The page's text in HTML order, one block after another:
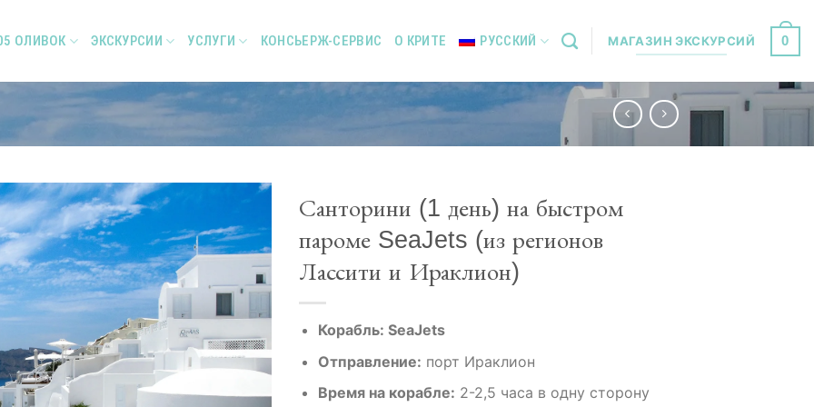
ОЛИВОК ЭКСКУРСИИ УСЛУГИ КОНСЬЕРЖ-СЕРВИС О КРИТЕ РУССКИЙ МАГАЗИН ЭКСКУРСИЙ 0
Wishlist
Санторини (1 день) на быстром
пароме SeaJets (из регионов
Лассити и Ираклион)
Корабль: SeaJets
Отправление: порт Ираклион
Время на корабле: 2-2,5 часа в одну сторону